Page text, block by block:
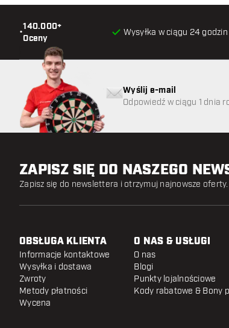
•
140.000+
Oceny
Wysyłka w ciągu 24 godzin
Wyślij e-mail
Odpowiedź w ciągu 1 dnia
ZAPISZ SIĘ DO NASZEGO
Zapisz się do newslettera i otrzymuj najnowsze oferty.
OBSŁUGA KLIENTA
Informacje kontaktowe
Wysyłka i dostawa
Zwroty
Metody płatności
Wycena
O NAS & USŁUGI
O nas
Blogi
Punkty lojalnościowe
Kody rabatowe & Bony